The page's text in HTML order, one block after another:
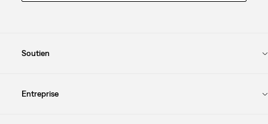
Soutien
Entreprise